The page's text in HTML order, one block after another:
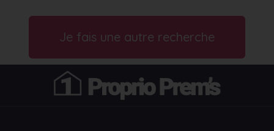
Je fais une autre recherche